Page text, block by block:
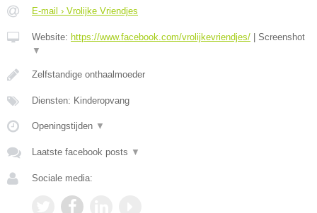
E-mail › Vrolijke Vriendjes
Website: https://www.facebook.com/vrolijkevriendjes/
Screenshot
▼
Zelfstandige onthaalmoeder
Diensten: Kinderopvang
Openingstijden ▼
Laatste facebook posts ▼
Sociale media: